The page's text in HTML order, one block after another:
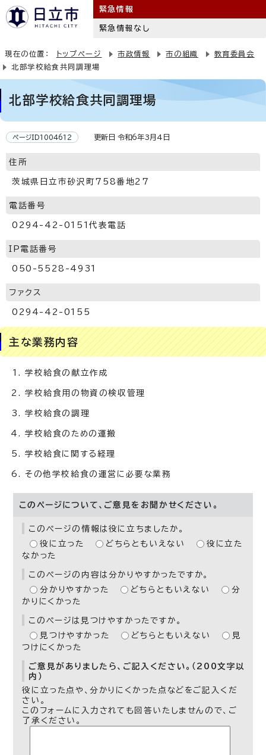
緊急情報
緊急情報なし
現在の位置： トップページ 市政情報 市の組織
教育委員会
北部学校給食共同調理場
北部学校給食共同調理場
ページID1004612 更新日 令和6年3月4日
住所
茨城県日立市砂沢町758番地27
電話番号
0294-42-0151代表電話
IP電話番号
050-5528-4931
ファクス
0294-42-0155
主な業務内容
学校給食の献立作成
学校給食用の物資の検収管理
学校給食の調理
学校給食のための運搬
学校給食に関する経理
その他学校給食の運営に必要な業務
このページについて、ご意見をお聞かせください。
このページの情報は役に立ちましたか。
役に立った
どちらともいえない
役に立た
なかった
このページの内容は分かりやすかったですか。
分かりやすかった
どちらともいえない
分
かりにくかった
このページは見つけやすかったですか。
見つけやすかった
どちらともいえない
見
つけにくかった
ご意見がありましたら、ご記入ください。（200文字以
内）
役に立った点や、分かりにくかった点などをご記入くだ
さい。
このフォームに入力されても回答いたしませんので、ご
了承ください。